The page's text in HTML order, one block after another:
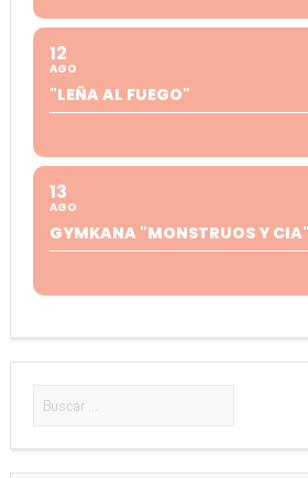
12
AGO
"LEÑA AL FUEGO"
13
AGO
GYMKANA "MONSTRUOS Y CIA"